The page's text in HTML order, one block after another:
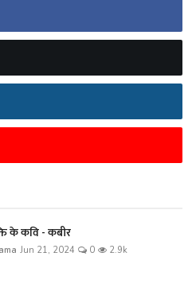
के कवि - कबीर
Jun 21, 2024 0 2.9k